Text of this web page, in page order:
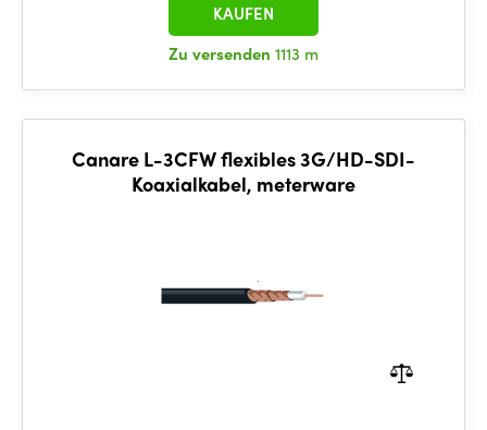
Zu versenden 1113 m
KAUFEN
Canare L-3CFW flexibles 3G/HD-SDI-
Koaxialkabel, meterware